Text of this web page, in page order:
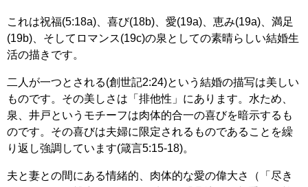
これは祝福(5:18a)、喜び(18b)、愛(19a)、恵み(19a)、満足
(19b)、そしてロマンス(19c)の泉としての素晴らしい結婚生
活の描きです。
二人が一つとされる(創世記2:24)という結婚の描写は美しい
ものです。その美しさは「排他性」にあります。水ため、
泉、井戸というモチーフは肉体的合一の喜びを暗示するも
のです。その喜びは夫婦に限定されるものであることを繰
り返し強調しています(箴言5:15-18)。
夫と妻との間にある情緒的、肉体的な愛の偉大さ（「尽き